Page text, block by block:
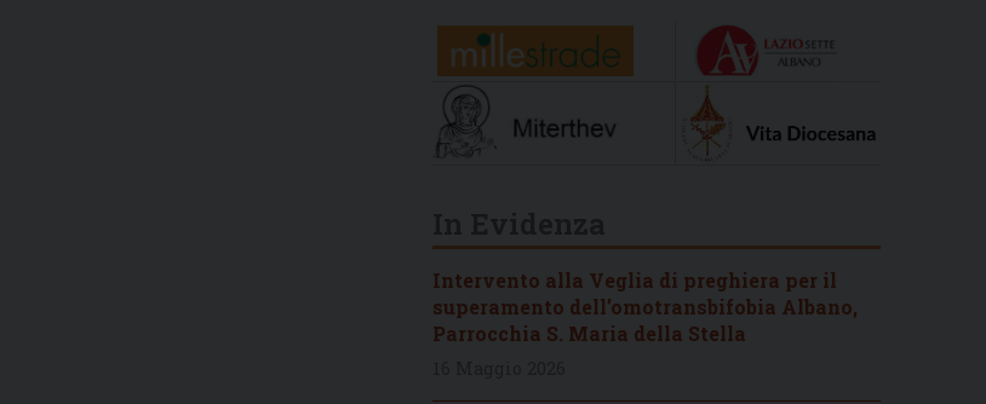
Intervento alla Veglia di preghiera per il
superamento dell’omotransbifobia Albano,
Parrocchia S. Maria della Stella